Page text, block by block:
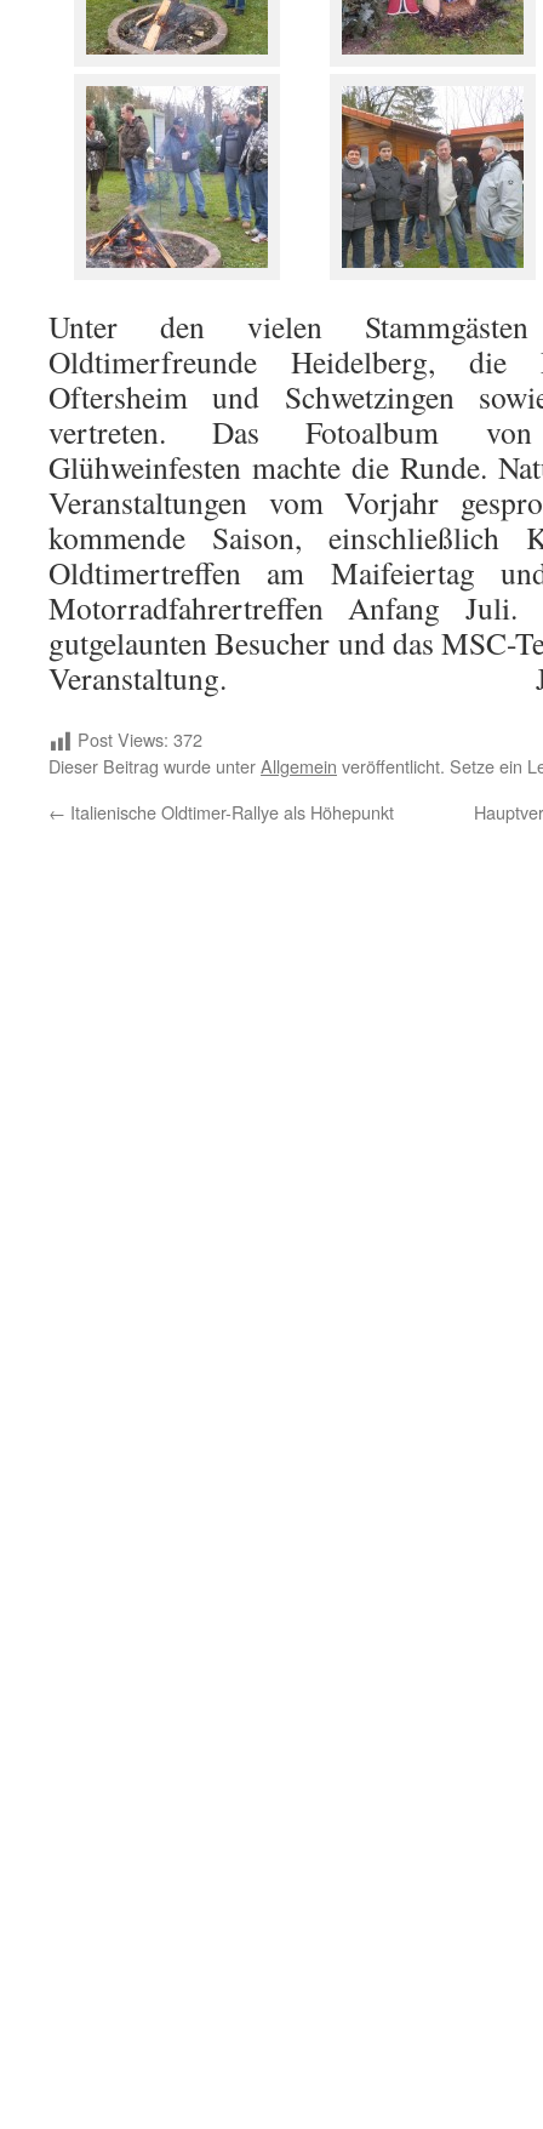
Unter den vielen
Oldtimerfreunde Heidelberg, die
Oftersheim und Schwetzingen
vertreten. Das Fotoalbum
Glühweinfesten machte die Runde.
Veranstaltungen vom Vorjahr
kommende Saison,
Oldtimertreffen am Maifeiertag
Motorradfahrertreffen Anfang
gutgelaunten Besucher und das MSC-
Veranstaltung.
Post Views: 372
Dieser Beitrag wurde unterAllgemein veröffentlicht. Setze ein
← Italienische Oldtimer-Rallye als Höhepunkt